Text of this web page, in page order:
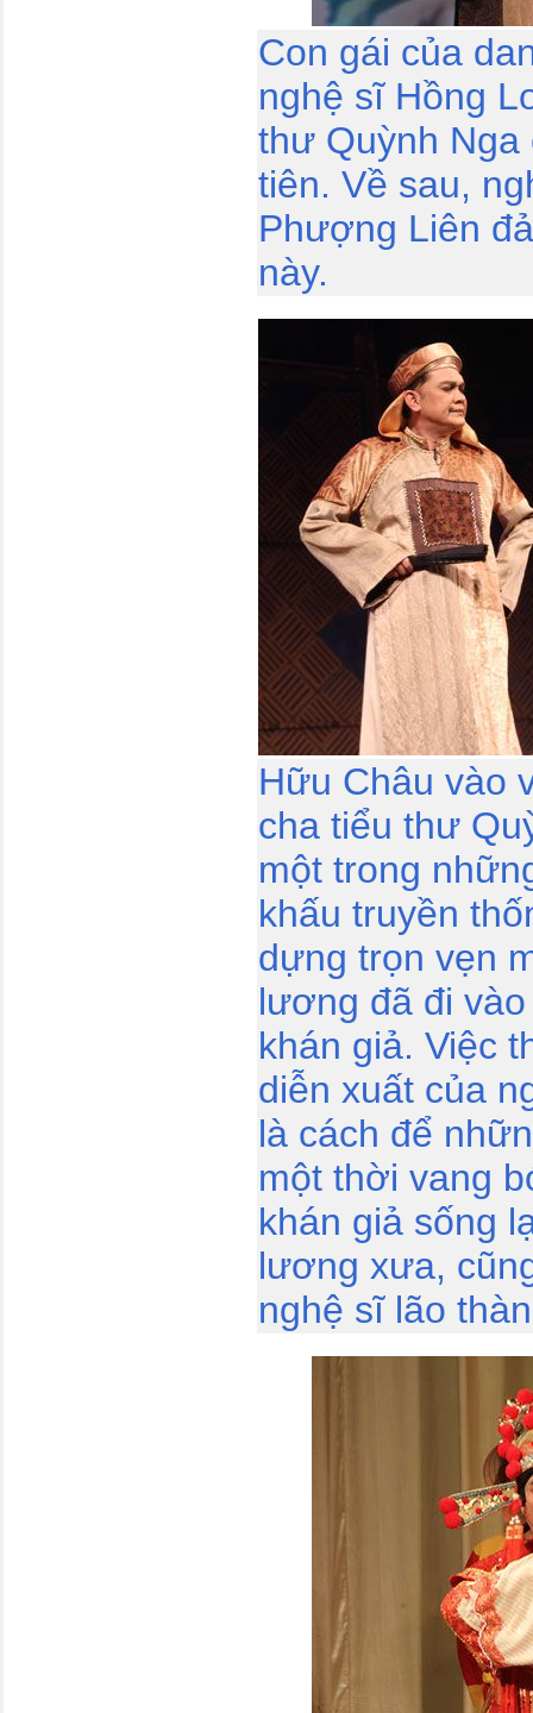
Con gái của
nghệ sĩ Hồng
thư Quỳnh
tiên. Về sau,
Phượng Liên
này.
Hữu Châu vào
cha tiểu thư
một trong
khấu truyền
dựng trọn vẹn
lương đã đi
khán giả. Việc
diễn xuất của
là cách để
một thời vang
khán giả sống
lương xưa,
nghệ sĩ lão